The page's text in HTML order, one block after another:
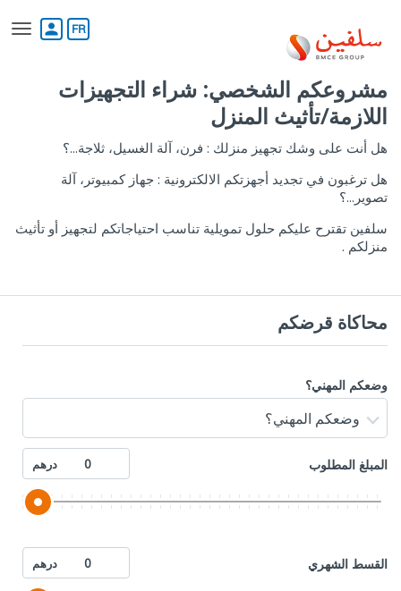
المحتوى
الرئيسي
person
مشروعكم الشخصي: شراء التجهيزات
اللازمة/تأثيث المنزل
هل أنت على وشك تجهيز منزلك : فرن، آلة الغسيل، ثلاجة...؟
هل ترغبون في تجديد أجهزتكم الالكترونية : جهاز كمبيوتر، آلة
تصوير...؟
سلفين تقترح عليكم حلول تمويلية تناسب احتياجاتكم لتجهيز أو تأثيث
منزلكم .
محاكاة قرضكم‎
وضعكم المهني؟
وضعكم المهني؟
المبلغ المطلوب درهم
القسط الشهري درهم